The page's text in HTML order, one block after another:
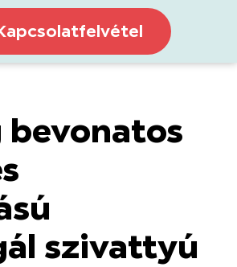
bevonatos
szivattyú